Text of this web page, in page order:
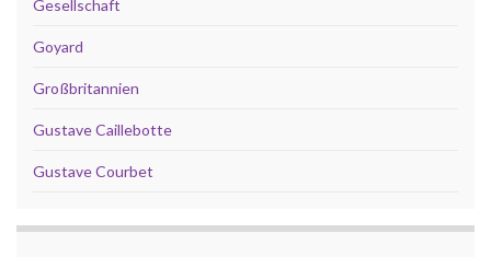
Gesellschaft
Goyard
Großbritannien
Gustave Caillebotte
Gustave Courbet